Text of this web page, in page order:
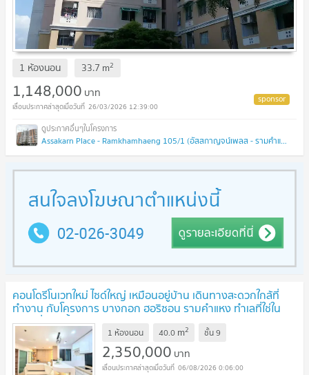
1 ห้องนอน 33.7 m2
1,148,000 บาท
26/03/2026 12:39:00
Assakarn Place - Ramkhamhaeng 105/1 (อัสสกาญจน์เพลส - รามคำแหง 105/1 )
คอนโดรีโนเวทใหม่ ไซด์ใหญ่ เหมือนอยู่บ้าน เดินทางสะดวกใกล้ที่
ทำงาน กับโครงการ บางกอก ฮอริซอน รามคำแหง ทำเลที่ใช่ใน
ราคาที่คุณเอื้อมถึง 2.35 ล้าน
1 ห้องนอน 40.0 m2 ชั้น9
2,350,000 บาท
06/08/2026 0:06:00